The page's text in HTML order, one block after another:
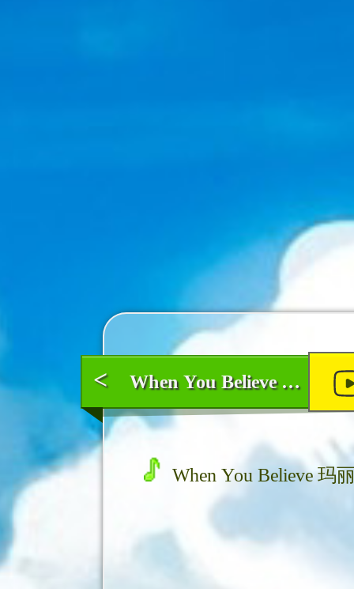
When You Believe 玛丽亚·凯莉
<
When You Believe 玛